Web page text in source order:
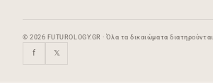
© 2026 FUTUROLOGY.GR · Όλα τα δικαιώματα διατηρούνται
f 𝕏